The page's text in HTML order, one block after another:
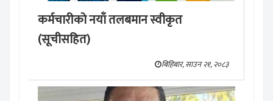
कर्मचारीको नयाँ तलबमान स्वीकृत
(सूचीसहित)
बिहिबार, साउन २१, २०८३